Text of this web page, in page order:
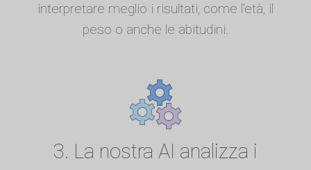
interpretare meglio i risultati, come l'età, il
peso o anche le abitudini.
3. La nostra AI analizza i